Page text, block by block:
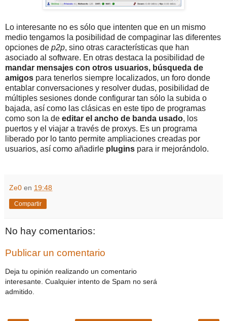
Lo interesante no es sólo que intenten que en un mismo
medio tengamos la posibilidad de compaginar las diferentes
opciones de p2p, sino otras características que han
asociado al software. En otras destaca la posibilidad de
mandar mensajes con otros usuarios, búsqueda de
amigos para tenerlos siempre localizados, un foro donde
entablar conversaciones y resolver dudas, posibilidad de
múltiples sesiones donde configurar tan sólo la subida o
bajada, así como las clásicas en este tipo de programas
como son la de editar el ancho de banda usado, los
puertos y el viajar a través de proxys. Es un programa
liberado por lo tanto permite ampliaciones creadas por
usuarios, así como añadirle plugins para ir mejorándolo.
Ze0 en 19:48
Compartir
No hay comentarios:
Publicar un comentario
Deja tu opinión realizando un comentario
interesante. Cualquier intento de Spam no será
admitido.